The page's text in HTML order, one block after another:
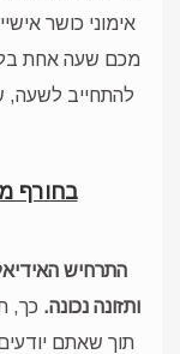
אימוני כושר
מכם שעה אחת
להתחייב לשעה,
בחורף
התרחיש
ותזונה נכונה. כך,
תוך שאתם